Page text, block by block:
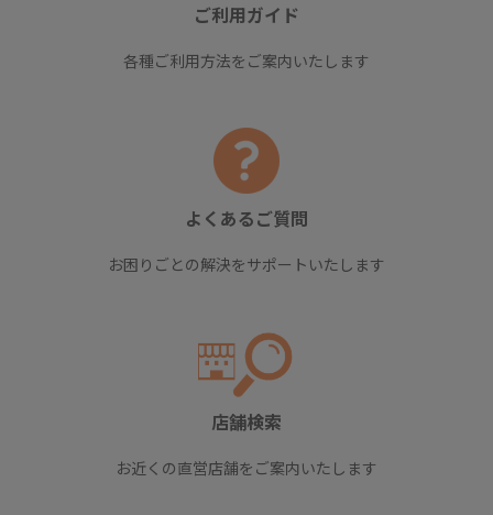
ご利用ガイド
各種ご利用方法をご案内いたします
よくあるご質問
お困りごとの解決をサポートいたします
店舗検索
お近くの直営店舗をご案内いたします